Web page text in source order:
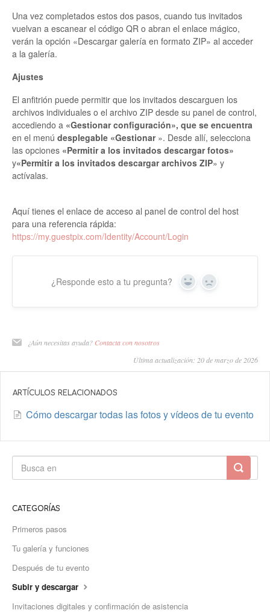
Una vez completados estos dos pasos, cuando tus invitados
vuelvan a escanear el código QR o abran el enlace mágico,
verán la opción «Descargar galería en formato ZIP» al acceder
a la galería.
Ajustes
El anfitrión puede permitir que los invitados descarguen los
archivos individuales o el archivo ZIP desde su panel de control,
accediendo a «Gestionar configuración», que se encuentra
en el menú desplegable «Gestionar ». Desde allí, selecciona
las opciones «Permitir a los invitados descargar fotos»
y«Permitir a los invitados descargar archivos ZIP» y
actívalas.
Aquí tienes el enlace de acceso al panel de control del host
para una referencia rápida:
https://my.guestpix.com/Identity/Account/Login
¿Responde esto a tu pregunta? Sí No
¿Aún necesitas ayuda? Contacta con nosotros
Última actualización: 20 de marzo de 2026
ARTÍCULOS RELACIONADOS
Cómo descargar todas las fotos y vídeos de tu evento
CATEGORÍAS
Primeros pasos
Tu galería y funciones
Después de tu evento
Subir y descargar
Invitaciones digitales y confirmación de asistencia